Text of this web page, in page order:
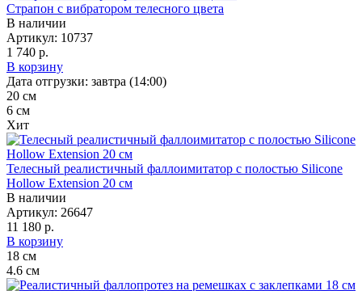
Страпон с вибратором телесного цвета
В наличии
Артикул: 10737
1 740 р.
В корзину
Дата отгрузки: завтра (14:00)
20 см
6 см
Хит
Телесный реалистичный фаллоимитатор с полостью Silicone
Hollow Extension 20 см
В наличии
Артикул: 26647
11 180 р.
В корзину
18 см
4.6 см